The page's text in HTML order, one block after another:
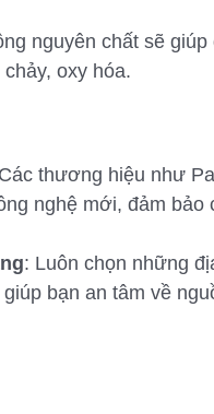
nguyên chất sẽ
oxy hóa.
thương hiệu như
nghệ mới, đảm
: Luôn chọn những
bạn an tâm về